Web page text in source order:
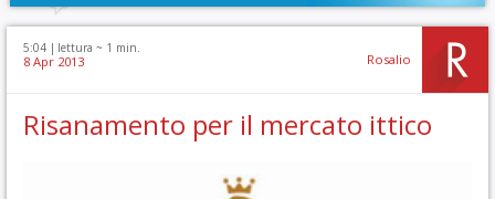
5:04 | lettura ~ 1 min.
8 Apr 2013 Rosalio
Risanamento per il mercato ittico